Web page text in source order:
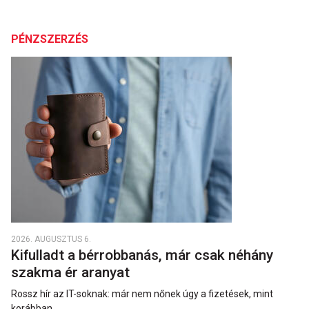
PÉNZSZERZÉS
2026. AUGUSZTUS 6.
Kifulladt a bérrobbanás, már csak néhány
szakma ér aranyat
Rossz hír az IT-soknak: már nem nőnek úgy a fizetések, mint